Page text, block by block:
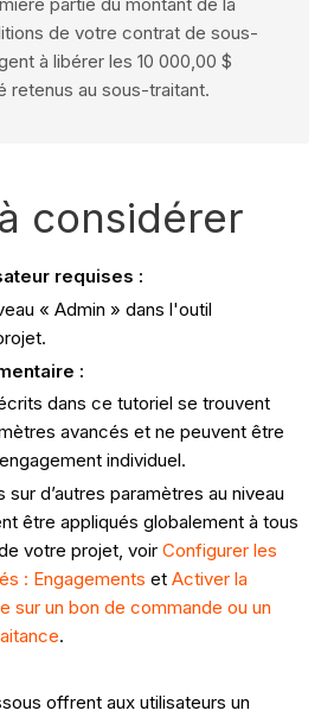
de votre contrat de sous-
à libérer les 10 000,00 $
retenus au sous-traitant.
considérer
requises :
« Admin » dans l'outil
:
dans ce tutoriel se trouvent
avancés et ne peuvent être
individuel.
sur d’autres paramètres au niveau
être appliqués globalement à tous
votre projet, voirConfigurer les
: Engagements etActiver la
sur un bon de commande ou un
.
offrent aux utilisateurs un